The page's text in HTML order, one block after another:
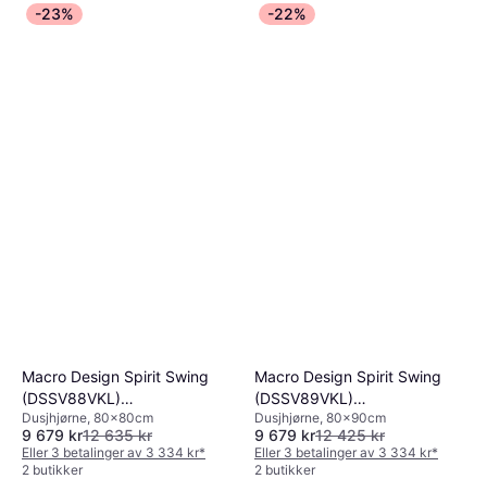
-23%
Macro Design Spirit Swing
(DSSV88VKL)
800x800x1970mm
Dusjhjørne, 80x80cm
9 679 kr12 635 kr
Eller 3 betalinger av 3 334 kr*
2 butikker
-22%
Macro Design Spirit Swing
(DSSV89VKL)
800x900x1970mm
Dusjhjørne, 80x90cm
9 679 kr12 425 kr
Eller 3 betalinger av 3 334 kr*
2 butikker